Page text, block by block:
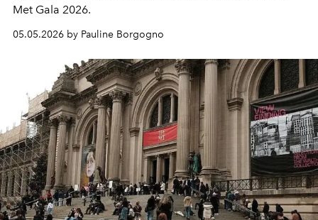
Met Gala 2026.
05.05.2026 by Pauline Borgogno